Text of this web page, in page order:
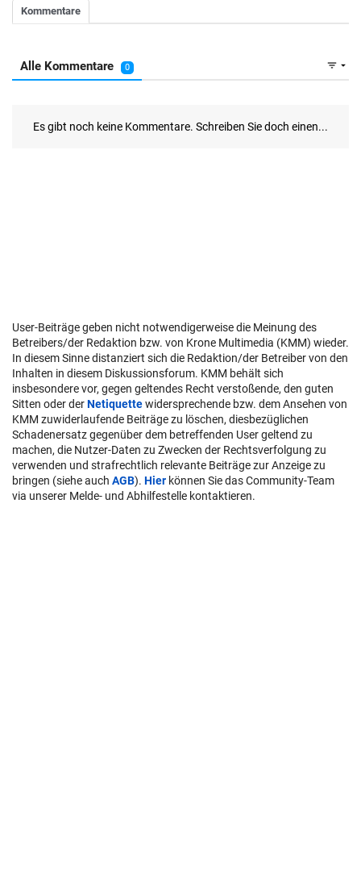
User-Beiträge geben nicht notwendigerweise die Meinung des
Betreibers/der Redaktion bzw. von Krone Multimedia (KMM) wieder.
In diesem Sinne distanziert sich die Redaktion/der Betreiber von den
Inhalten in diesem Diskussionsforum. KMM behält sich
insbesondere vor, gegen geltendes Recht verstoßende, den guten
Sitten oder derNetiquettewidersprechende bzw. dem Ansehen von
KMM zuwiderlaufende Beiträge zu löschen, diesbezüglichen
Schadenersatz gegenüber dem betreffenden User geltend zu
machen, die Nutzer-Daten zu Zwecken der Rechtsverfolgung zu
verwenden und strafrechtlich relevante Beiträge zur Anzeige zu
bringen (siehe auch AGB). Hier können Sie das Community-Team
via unserer Melde- und Abhilfestelle kontaktieren.